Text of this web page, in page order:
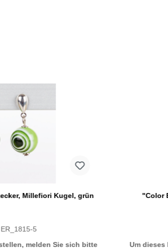
Millefiori Kugel, grün
5
melden Sie sich bitte
"Color
Um